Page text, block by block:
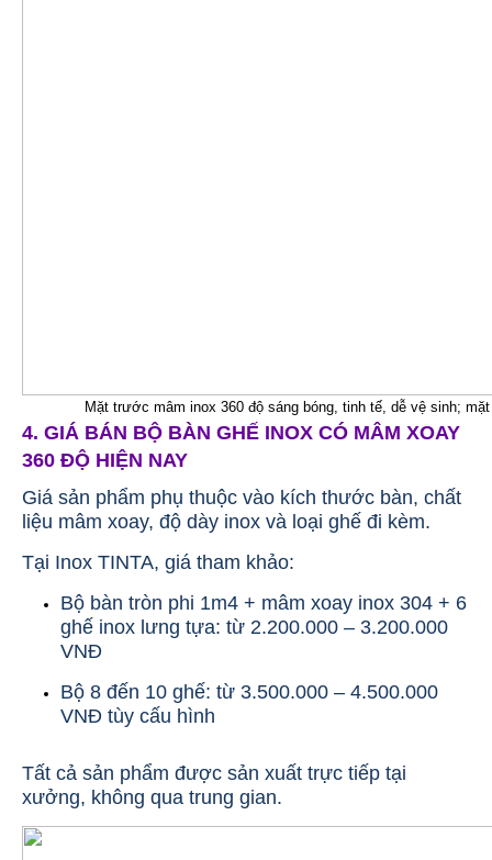
Mặt trước mâm inox 360 độ sáng bóng, tinh tế, dễ vệ sinh;
4. GIÁ BÁN BỘ BÀN GHẾ INOX CÓ MÂM XOAY
360 ĐỘ HIỆN NAY
Giá sản phẩm phụ thuộc vào kích thước bàn, chất
liệu mâm xoay, độ dày inox và loại ghế đi kèm.
Tại Inox TINTA, giá tham khảo:
Bộ bàn tròn phi 1m4 + mâm xoay inox 304 + 6
ghế inox lưng tựa: từ 2.200.000 – 3.200.000
VNĐ
Bộ 8 đến 10 ghế: từ 3.500.000 – 4.500.000
VNĐ tùy cấu hình
Tất cả sản phẩm được sản xuất trực tiếp tại
xưởng, không qua trung gian.